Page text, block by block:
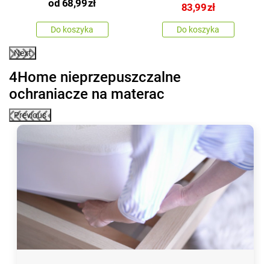
od 68,99zł
Do koszyka
83,99zł
Do koszyka
Next
4Home nieprzepuszczalne
ochraniacze na materac
Previous